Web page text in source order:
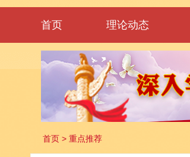
首页 理论动态
首页 > 重点推荐